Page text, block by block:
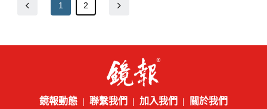
1 2
鏡報動態 聯繫我們 加入我們 關於我們